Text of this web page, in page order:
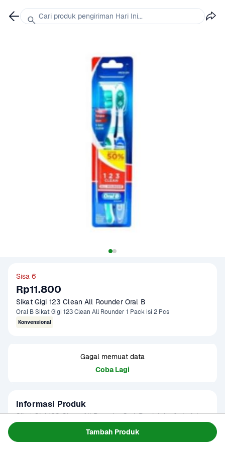
Tambah Produk
Sisa 6
Rp11.800
Sikat Gigi 123 Clean All Rounder Oral B
Oral B Sikat Gigi 123 Clean All Rounder 1 Pack isi 2 Pcs
Konvensional
Gagal memuat data
Coba Lagi
Informasi Produk
Sikat Gigi 123 Clean All Rounder Oral-B adalah sikat gigi
menyeluruh dengan bulu sikat yang lembut namun efektif
Cari produk pengiriman Hari Ini...